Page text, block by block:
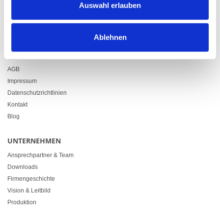
Auswahl erlauben
Ablehnen
info@heimgartner.com
Downloads
AGB
Impressum
Datenschutzrichtlinien
Kontakt
Blog
UNTERNEHMEN
Ansprechpartner & Team
Downloads
Firmengeschichte
Vision & Leitbild
Produktion